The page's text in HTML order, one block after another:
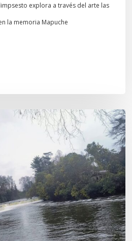
explora a través del arte las
la memoria Mapuche